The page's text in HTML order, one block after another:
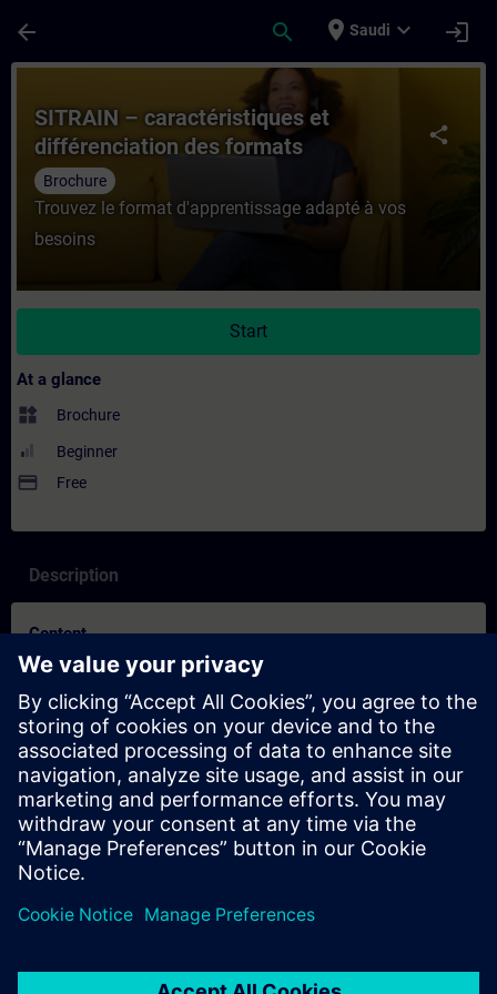
arrow_back search place Saudi expand_more login
Course - SITRAIN – caractéristiques et
share
SITRAIN – caractéristiques et
différenciation des formats
d’apprentissage
Brochure
Trouvez le format d'apprentissage adapté à vos
besoins
Start
At a glance
widgets Brochure
Beginner
payment Free
Description
Content
SITRAIN – Characteristics and differentiation of the learning